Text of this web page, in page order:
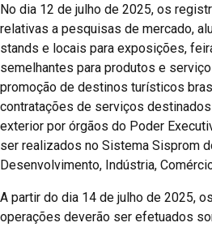
No dia 12 de julho de 2025, os
relativas a pesquisas de mercado,
stands e locais para exposições,
semelhantes para produtos e
promoção de destinos turísticos
contratações de serviços
exterior por órgãos do Poder
ser realizados no Sistema Sisprom
Desenvolvimento, Indústria,
A partir do dia 14 de julho de 2025,
operações deverão ser efetuados